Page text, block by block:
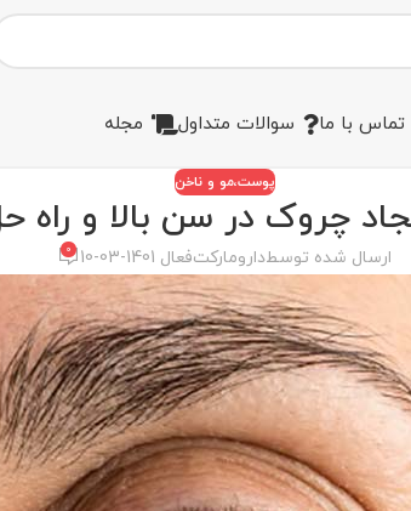
تماس با ما سوالات متداول مجله
پوست،مو و ناخن
چروک در سن بالا و راه
ارسال شده توسطدارومارکتفعال 1401-03-10 0